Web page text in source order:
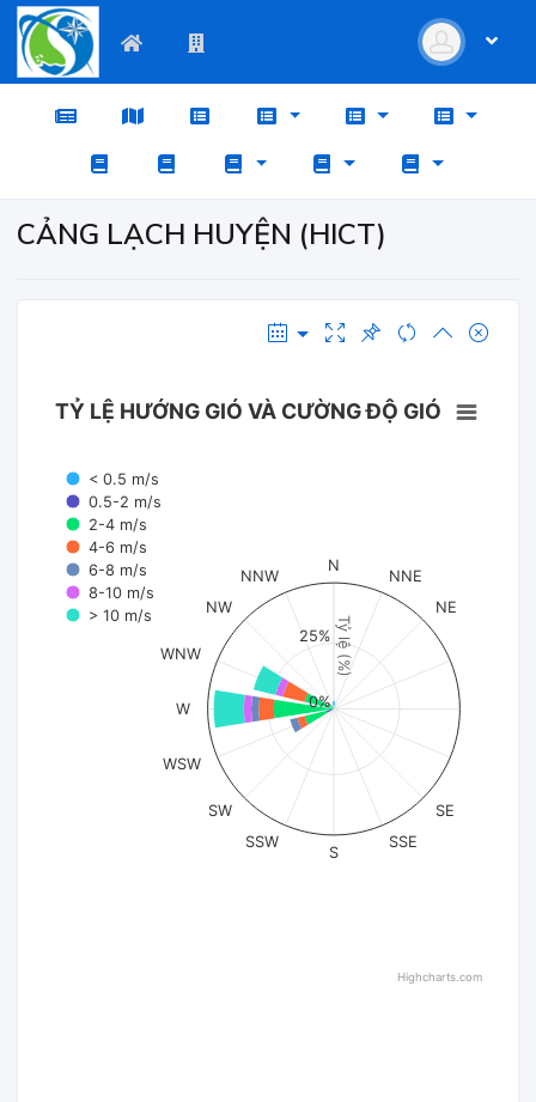
CẢNG LẠCH HUYỆN (HICT)
Tỷ lệ (%)
TỶ LỆ HƯỚNG GIÓ VÀ CƯỜNG ĐỘ GIÓ
< 0.5 m/s
0.5-2 m/s
2-4 m/s
4-6 m/s
6-8 m/s
8-10 m/s
> 10 m/s
N
NNE
NE
SE
SSE
S
SSW
SW
WSW
W
WNW
NW
NNW
0%
25%
Highcharts.com